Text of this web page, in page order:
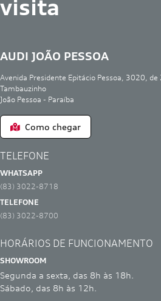
visita
AUDI JOÃO PESSOA
Avenida Presidente Epitácio Pessoa, 3020,
Tambauzinho
João Pessoa - Paraíba
Como chegar
WHATSAPP
(83) 3022-8718
TELEFONE
(83) 3022-8700
HORÁRIOS DE FUNCIONAMENTO
SHOWROOM
Segunda a sexta, das 8h às 18h.
Sábado, das 8h às 12h.